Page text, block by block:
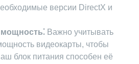
версии DirectX и
Важно учитывать
видеокарты, чтобы
блок питания способен её